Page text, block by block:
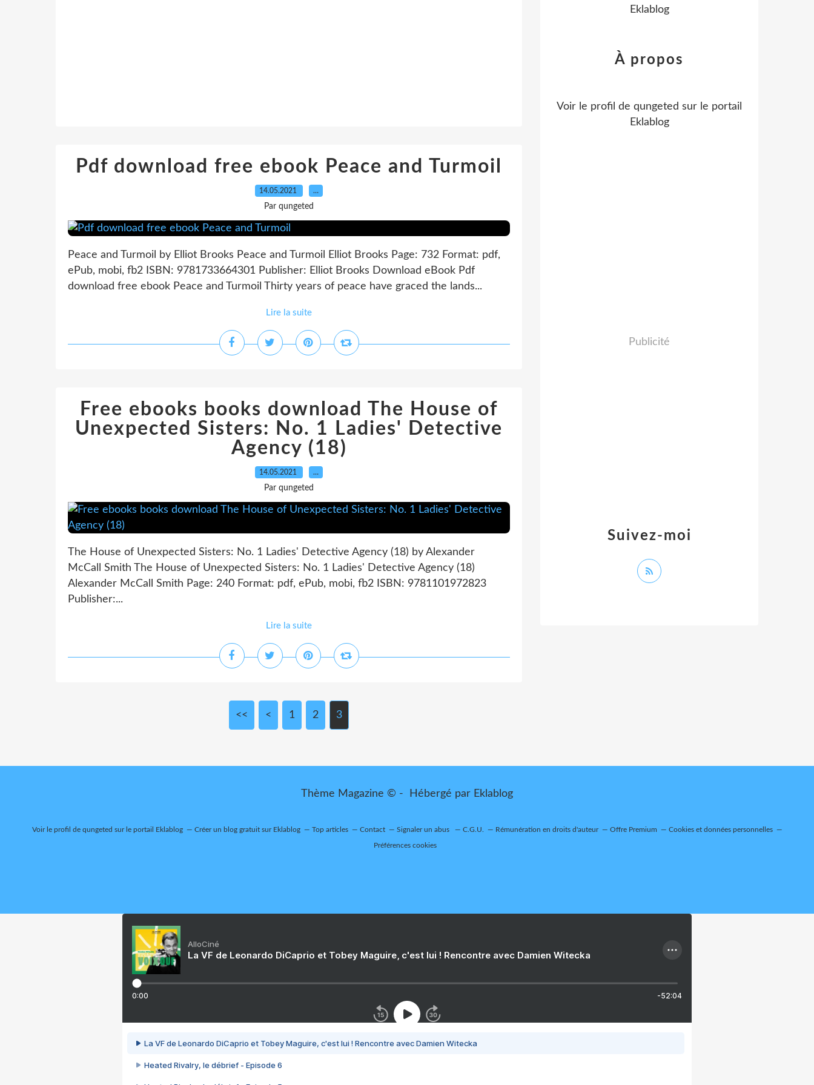
Pdf download free ebook Peace and Turmoil
14.05.2021 …
Par qungeted
Peace and Turmoil by Elliot Brooks Peace and Turmoil Elliot Brooks Page: 732 Format: pdf,
ePub, mobi, fb2 ISBN: 9781733664301 Publisher: Elliot Brooks Download eBook Pdf
download free ebook Peace and Turmoil Thirty years of peace have graced the lands...
Lire la suite
Free ebooks books download The House of
Unexpected Sisters: No. 1 Ladies' Detective
Agency (18)
14.05.2021 …
Par qungeted
The House of Unexpected Sisters: No. 1 Ladies' Detective Agency (18) by Alexander
McCall Smith The House of Unexpected Sisters: No. 1 Ladies' Detective Agency (18)
Alexander McCall Smith Page: 240 Format: pdf, ePub, mobi, fb2 ISBN: 9781101972823
Publisher:...
Lire la suite
<< < 1 2 3
Eklablog
Suivez-moi
À propos
Voir le profil de qungeted sur le portail
Eklablog
Publicité
Thème Magazine © - Hébergé par Eklablog
Voir le profil de qungeted sur le portail Eklablog Créer un blog gratuit sur Eklablog Top articles Contact Signaler un abus C.G.U. Rémunération en droits d'auteur Offre Premium Cookies et données personnelles
Préférences cookies
AlloCiné
La VF de Leonardo DiCaprio et Tobey Maguire, c'est lui ! Rencontre avec Damien Witecka
0:00 -52:04
La VF de Leonardo DiCaprio et Tobey Maguire, c'est lui ! Rencontre avec Damien Witecka
Heated Rivalry, le débrief - Episode 6